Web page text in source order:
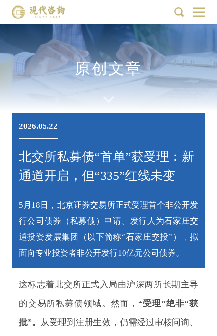
原创文章
2026.05.22
北交所私募债“首单”获受理：新
通道开启，但“335”红线未变
5月18日，北京证券交易所正式受理首个非公开发
行公司债券（私募债）申请。发行人为石家庄交
通投资发展集团（以下简称“石家庄交投”），拟
面向专业投资者非公开发行10亿元公司债券。
这标志着北交所正式入局由沪深两所长期主导
的交易所私募债领域。然而， “受理”绝非“获
批”。 从受理到注册生效，仍需经过审核问询、